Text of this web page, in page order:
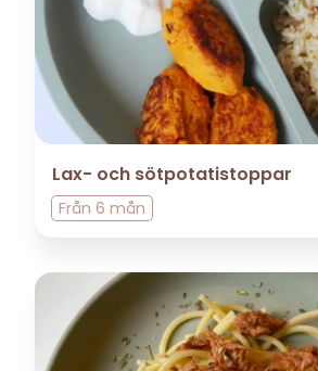
Lax- och sötpotatistoppar
Från 6 mån